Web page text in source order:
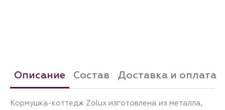
Описание Состав Доставка и оплата
Кормушка-коттедж Zolux изготовлена из металла,